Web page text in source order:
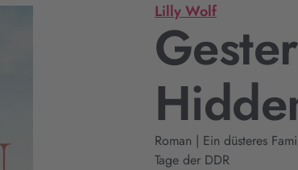
Lilly Wolf
Roman | Ein düsteres
Tage der DDR